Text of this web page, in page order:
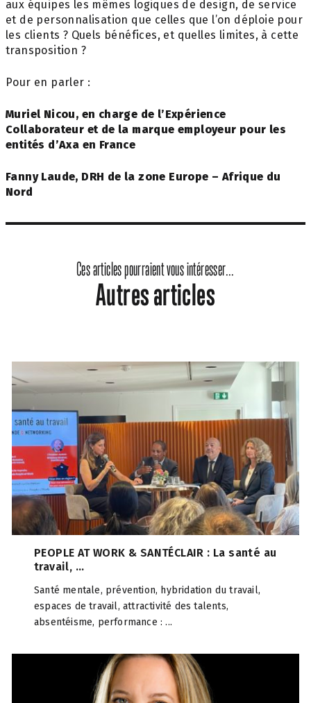
aux équipes les mêmes logiques de design, de service
et de personnalisation que celles que l’on déploie pour
les clients ? Quels bénéfices, et quelles limites, à cette
transposition ?
Pour en parler :
Muriel Nicou, en charge de l’Expérience
Collaborateur et de la marque employeur pour les
entités d’Axa en France
Fanny Laude, DRH de la zone Europe – Afrique du
Nord
Ces articles pourraient vous intéresser...
Autres articles
PEOPLE AT WORK & SANTÉCLAIR : La santé au
travail, ...
Santé mentale, prévention, hybridation du travail,
espaces de travail, attractivité des talents,
absentéisme, performance : ...